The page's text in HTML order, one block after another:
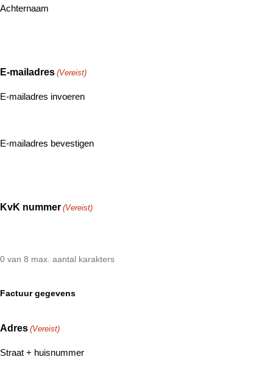
Achternaam
E-mailadres (Vereist)
E-mailadres invoeren
E-mailadres bevestigen
KvK nummer (Vereist)
0 van 8 max. aantal karakters
Factuur gegevens
Adres (Vereist)
Straat + huisnummer